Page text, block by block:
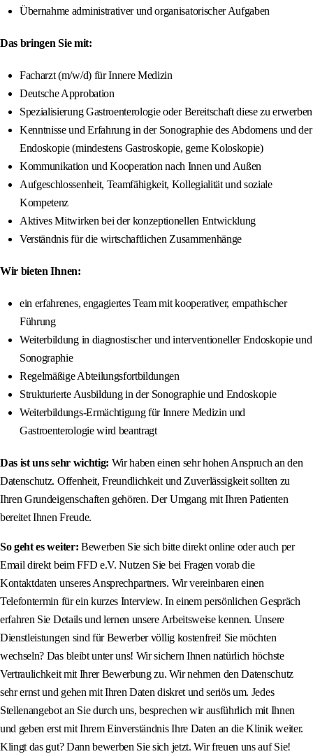
Übernahme administrativer und organisatorischer Aufgaben
Das bringen Sie mit:
Facharzt (m/w/d) für Innere Medizin
Deutsche Approbation
Spezialisierung Gastroenterologie oder Bereitschaft diese zu erwerben
Kenntnisse und Erfahrung in der Sonographie des Abdomens und der
Endoskopie (mindestens Gastroskopie, gerne Koloskopie)
Kommunikation und Kooperation nach Innen und Außen
Aufgeschlossenheit, Teamfähigkeit, Kollegialität und soziale
Kompetenz
Aktives Mitwirken bei der konzeptionellen Entwicklung
Verständnis für die wirtschaftlichen Zusammenhänge
Wir bieten Ihnen:
ein erfahrenes, engagiertes Team mit kooperativer, empathischer
Führung
Weiterbildung in diagnostischer und interventioneller Endoskopie und
Sonographie
Regelmäßige Abteilungsfortbildungen
Strukturierte Ausbildung in der Sonographie und Endoskopie
Weiterbildungs-Ermächtigung für Innere Medizin und
Gastroenterologie wird beantragt
Das ist uns sehr wichtig: Wir haben einen sehr hohen Anspruch an den
Datenschutz. Offenheit, Freundlichkeit und Zuverlässigkeit sollten zu
Ihren Grundeigenschaften gehören. Der Umgang mit Ihren Patienten
bereitet Ihnen Freude.
So geht es weiter: Bewerben Sie sich bitte direkt online oder auch per
Email direkt beim FFD e.V. Nutzen Sie bei Fragen vorab die
Kontaktdaten unseres Ansprechpartners. Wir vereinbaren einen
Telefontermin für ein kurzes Interview. In einem persönlichen Gespräch
erfahren Sie Details und lernen unsere Arbeitsweise kennen. Unsere
Dienstleistungen sind für Bewerber völlig kostenfrei! Sie möchten
wechseln? Das bleibt unter uns! Wir sichern Ihnen natürlich höchste
Vertraulichkeit mit Ihrer Bewerbung zu. Wir nehmen den Datenschutz
sehr ernst und gehen mit Ihren Daten diskret und seriös um. Jedes
Stellenangebot an Sie durch uns, besprechen wir ausführlich mit Ihnen
und geben erst mit Ihrem Einverständnis Ihre Daten an die Klinik weiter.
Klingt das gut? Dann bewerben Sie sich jetzt. Wir freuen uns auf Sie!